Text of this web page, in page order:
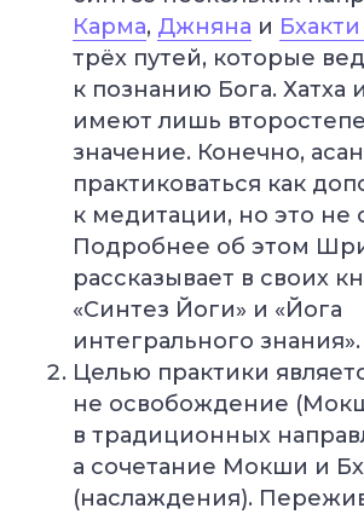
Карма, Джняна и
трёх путей, которые
к познанию Бога. Хатха и
имеют лишь
значение. Конечно,
практиковаться как
к медитации, но это не
Подробнее об этом
рассказывает в своих
«Синтез Йоги» и «Йога
интегрального знания».
Целью практики
не освобождение
в традиционных
а сочетание Мокши и
(наслаждения).
Популярные курсы Академии Йоги
Йога для
начинающих
Длительность: 8 недель
Подробнее
Преподаватель
Хатха-йоги
Длительность: 9 недель
Подробнее
Грант 40 000₽